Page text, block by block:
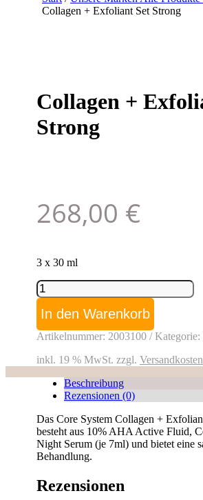
Collagen + Exfoliant Set Strong
Collagen +
Strong
268,00 €
3 x 30 ml
Collagen
+
Exfoliant
Set
Strong
In den Warenkorb
Artikelnummer: 2003100 Kategorie:
inkl. 19 % MwSt. zzgl. Versandkosten
Beschreibung
Rezensionen (0)
Das Core System Collagen +
besteht aus 10% AHA Active Fluid,
Night Serum (je 7ml) und bietet eine
Behandlung.
Rezensionen